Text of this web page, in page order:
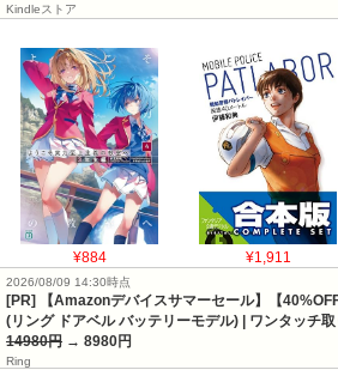
Kindleストア
¥884 ¥1,911
2026/08/09 14:30時点
[PR] 【Amazonデバイスサマーセール】【
(リング ドアベル バッテリーモデル) | ワンタッチ
14980円 → 8980円
Ring